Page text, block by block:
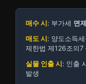
매수 시: 부가세 면제
매도 시: 양도소득세
제한법 제126조의
실물 인출 시: 인출
발생